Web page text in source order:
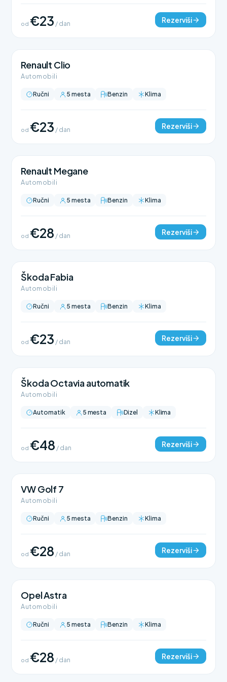
od €23 / dan Rezerviši
Renault Clio
Automobili
Ručni 5 mesta Benzin Klima
od €23 / dan Rezerviši
Renault Megane
Automobili
Ručni 5 mesta Benzin Klima
od €28 / dan Rezerviši
Škoda Fabia
Automobili
Ručni 5 mesta Benzin Klima
od €23 / dan Rezerviši
Škoda Octavia automatik
Automobili
Automatik 5 mesta Dizel Klima
od €48 / dan Rezerviši
VW Golf 7
Automobili
Ručni 5 mesta Benzin Klima
od €28 / dan Rezerviši
Opel Astra
Automobili
Ručni 5 mesta Benzin Klima
od €28 / dan Rezerviši